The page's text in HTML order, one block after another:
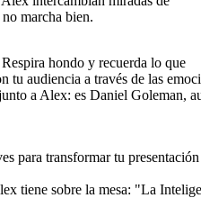
marcha bien.
hondo y recuerda lo que
tu audiencia a través de las
a Alex: es Daniel Goleman,
para transformar tu
tiene sobre la mesa: "La